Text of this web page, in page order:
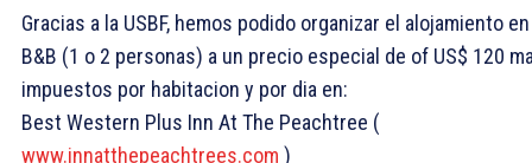
Gracias a la USBF, hemos podido organizar el alojamiento
B&B (1 o 2 personas) a un precio especial de of US$ 120
impuestos por habitacion y por dia en:
Best Western Plus Inn At The Peachtree (
www.innatthepeachtrees.com )